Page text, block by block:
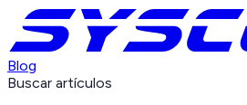
Blog
Buscar artículos